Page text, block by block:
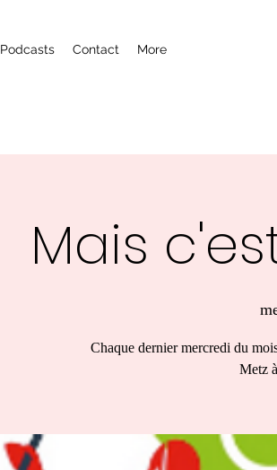
Podcasts Contact More
Mais
Chaque dernier mercredi du
Metz